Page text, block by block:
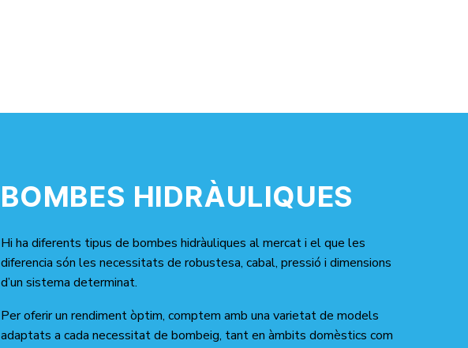
BOMBES HIDRÀULIQUES
Hi ha diferents tipus de bombes hidràuliques al mercat i el que les
diferencia són les necessitats de robustesa, cabal, pressió i dimensions
d’un sistema determinat.
Per oferir un rendiment òptim, comptem amb una varietat de models
adaptats a cada necessitat de bombeig, tant en àmbits domèstics com